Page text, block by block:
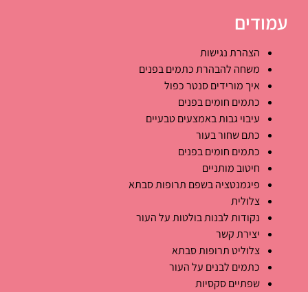
עמודים
הצהרת נגישות
משחה להבהרת כתמים בפנים
איך מורידים סנטר כפול
כתמים חומים בפנים
עיבוי גבות באמצעים טבעיים
כתם שחור בעור
כתמים חומים בפנים
חיטוב מותניים
פיגמנטציה בשפם תרופות סבתא
צלולית
נקודות לבנות בולטות על העור
יצירת קשר
צלוליט תרופות סבתא
כתמים לבנים על העור
שפתיים סקסיות